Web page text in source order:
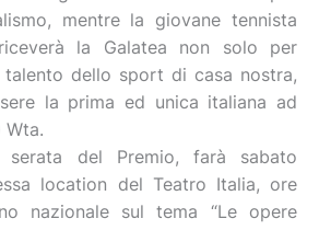
mentre la giovane tennista
la Galatea non solo per
talento dello sport di casa nostra,
la prima ed unica italiana ad
Wta.
del Premio, farà sabato
location del Teatro Italia, ore
nazionale sul tema “Le opere